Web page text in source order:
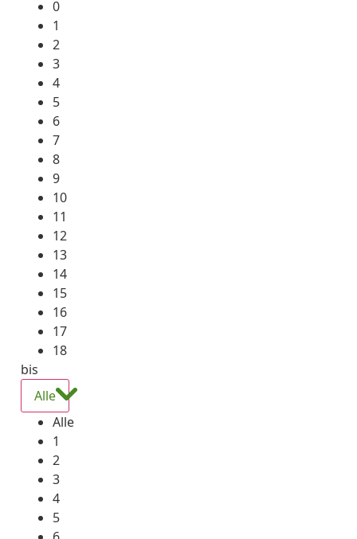
0
1
2
3
4
5
6
7
8
9
10
11
12
13
14
15
16
17
18
bis
Alle
Alle
1
2
3
4
5